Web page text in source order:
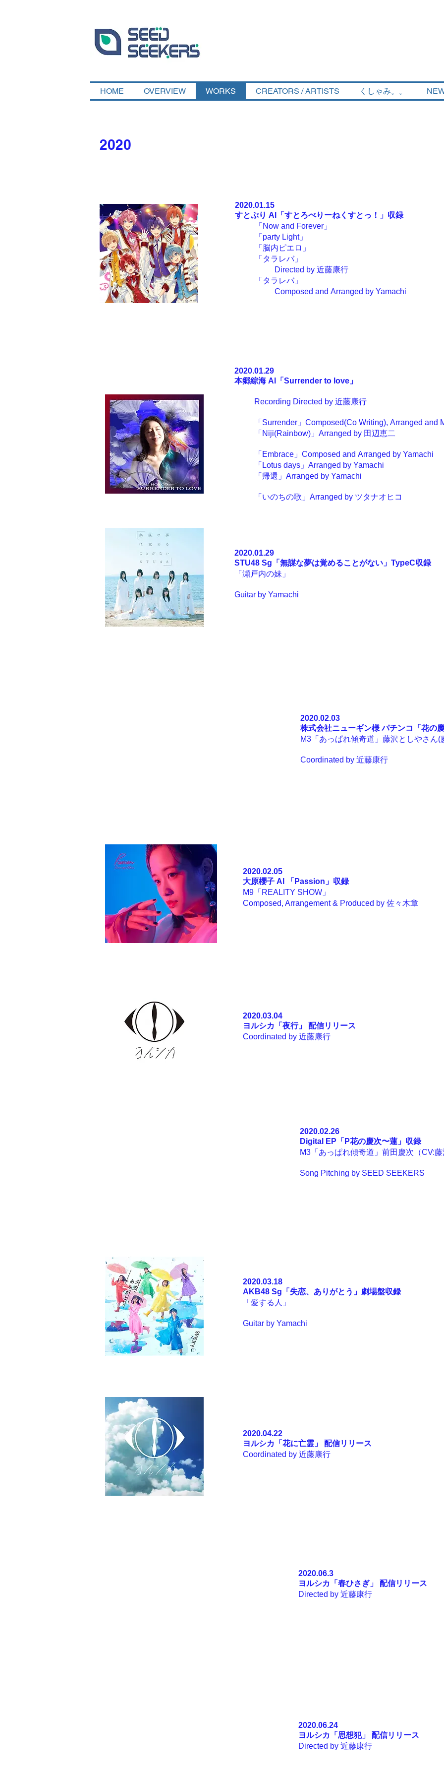
HOME OVERVIEW WORKS CREATORS / ARTISTS くしゃみ。。
2020
2020.01.15
すとぷり Al
「 すとろべりーねくすとっ！
」収録
「Now and Forever」
「party Light」
「脳内ピエロ」
「タラレバ」
Directed by 近藤康行
「タラレバ」
Composed and Arranged by Yamachi
2020.01.29
本郷綜海 Al
「Surrender to love」
Recording Directed by 近藤康行
「Surrender」Composed(Co Writing), Arranged and
「Niji(Rainbow)」Arranged by 田辺恵二
「Embrace」Composed and Arranged by Yamachi
「Lotus days」Arranged by Yamachi
「帰還」Arranged by Yamachi
「いのちの歌」 Arranged by ツタナオヒコ
2020.01.29
STU48 Sg「 無謀な夢は覚めることがない 」TypeC収録
「瀬戸内の妹」
Guitar by Yamachi
2020.02.03
株式会社ニューギン様パチンコ「 花の
M3「あっぱれ傾奇道」藤沢としやさん(
Coordinated by 近藤康行
2020.02.05
大原櫻子 Al
「 Passion 」収録
M9「REALITY SHOW」
Composed, Arrangement & Produced by 佐々木章
2020.03.04
ヨルシカ「 夜行」 配信リリース
Coordinated by 近藤康行
2020.02.26
Digital EP「 P花の慶次〜蓮 」収録
M3「 あっぱれ傾奇道 」前田慶次（CV:藤
Song Pitching by SEED SEEKERS
2020.03.18
AKB48 Sg「 失恋、ありがとう 」劇場盤収録
「愛する人」
Guitar by Yamachi
2020.04.22
ヨルシカ「 花に亡霊 」 配信リリース
Coordinated by 近藤康行
2020.06.3
ヨルシカ「 春ひさぎ 」 配信リリース
Directed by 近藤康行
2020.06.24
ヨルシカ「 思想犯」 配信リリース
Directed by 近藤康行